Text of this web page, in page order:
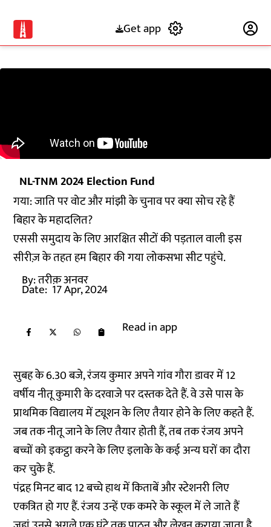
Get app
NL-TNM 2024 Election Fund
गया: जाति पर वोट और मांझी के चुनाव पर क्या सोच रहे हैं
बिहार के महादलित?
एससी समुदाय के लिए आरक्षित सीटों की पड़ताल वाली इस
सीरीज़ के तहत हम बिहार की गया लोकसभा सीट पहुंचे.
By:तरीक़ अनवर
Date: 17 Apr, 2024
Read in app
सुबह के 6.30 बजे, रंजय कुमार अपने गांव गौरा डावर में 12
वर्षीय नीतू कुमारी के दरवाजे पर दस्तक देते हैं. वे उसे पास के
प्राथमिक विद्यालय में ट्यूशन के लिए तैयार होने के लिए कहते हैं.
जब तक नीतू जाने के लिए तैयार होती हैं, तब तक रंजय अपने
बच्चों को इकट्ठा करने के लिए इलाके के कई अन्य घरों का दौरा
कर चुके हैं.
पंद्रह मिनट बाद 12 बच्चे हाथ में किताबें और स्टेशनरी लिए
एकत्रित हो गए हैं. रंजय उन्हें एक कमरे के स्कूल में ले जाते हैं